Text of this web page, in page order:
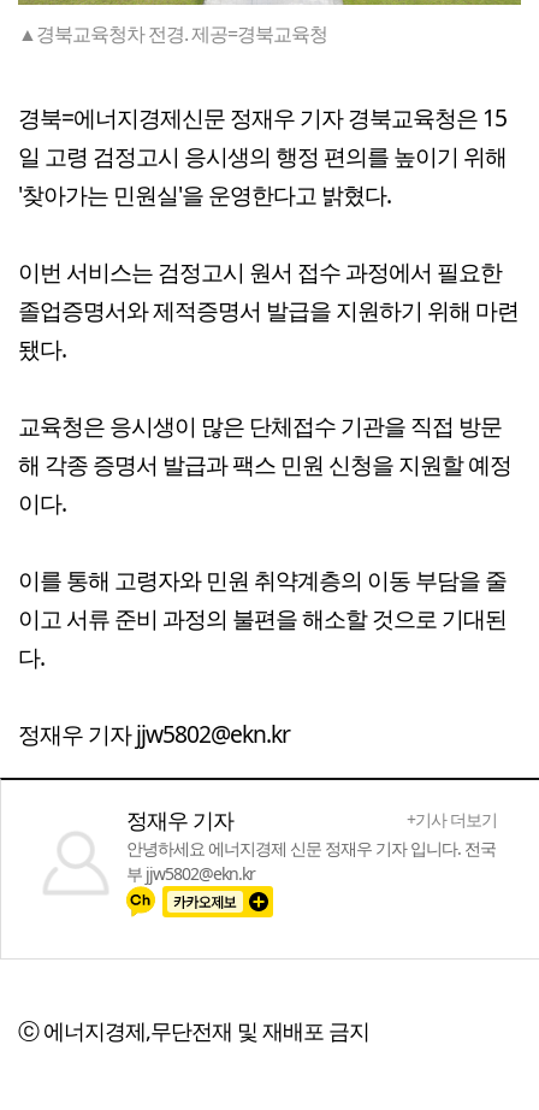
▲경북교육청차 전경. 제공=경북교육청
경북=에너지경제신문 정재우 기자 경북교육청은 15
일 고령 검정고시 응시생의 행정 편의를 높이기 위해
'찾아가는 민원실'을 운영한다고 밝혔다.
이번 서비스는 검정고시 원서 접수 과정에서 필요한
졸업증명서와 제적증명서 발급을 지원하기 위해 마련
됐다.
교육청은 응시생이 많은 단체접수 기관을 직접 방문
해 각종 증명서 발급과 팩스 민원 신청을 지원할 예정
이다.
이를 통해 고령자와 민원 취약계층의 이동 부담을 줄
이고 서류 준비 과정의 불편을 해소할 것으로 기대된
다.
정재우 기자 jjw5802@ekn.kr
정재우 기자
+기사 더보기
안녕하세요 에너지경제 신문 정재우 기자 입니다. 전국
부 jjw5802@ekn.kr
ⓒ 에너지경제,무단전재 및 재배포 금지